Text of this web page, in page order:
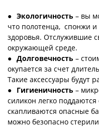
Экологичность – вы
что полотенца, спонжи и
здоровья. Отслужившие
окружающей среде.
Долговечность –
окупается за счет
Такие аксессуары будут
Гигиеничность –
силикон легко
скапливаются опасные
можно безопасно